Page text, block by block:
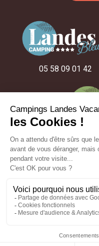
05 58 09 01 42
05
NUESTRAS